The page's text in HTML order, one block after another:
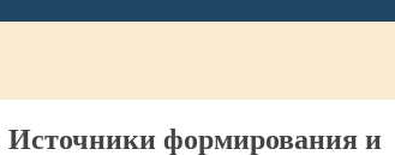
Источники формирования и